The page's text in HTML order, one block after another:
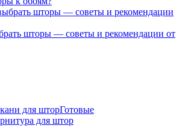
шторы — советы и рекомендации от
для шторГотовые
для штор